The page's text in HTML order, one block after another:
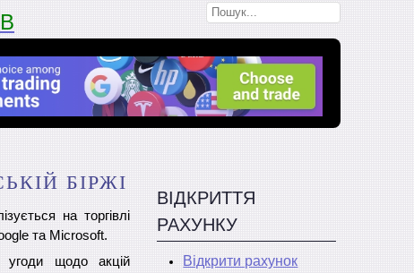
БІРЖІ
на торгівлі
та Microsoft.
угоди щодо акцій
ВІДКРИТТЯ
РАХУНКУ
Відкрити рахунок